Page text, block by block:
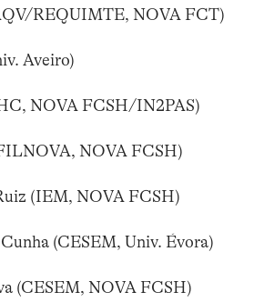
REQUIMTE, NOVA FCT)
Aveiro)
NOVA FCSH/IN2PAS)
NOVA FCSH)
(IEM, NOVA FCSH)
(CESEM, Univ. Évora)
(CESEM, NOVA FCSH)